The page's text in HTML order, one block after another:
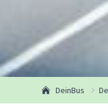
DeinBus